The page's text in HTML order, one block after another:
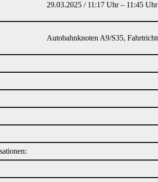
29.03.2025 / 11:17 Uhr – 11:45 Uhr
Autobahnknoten A9/S35,